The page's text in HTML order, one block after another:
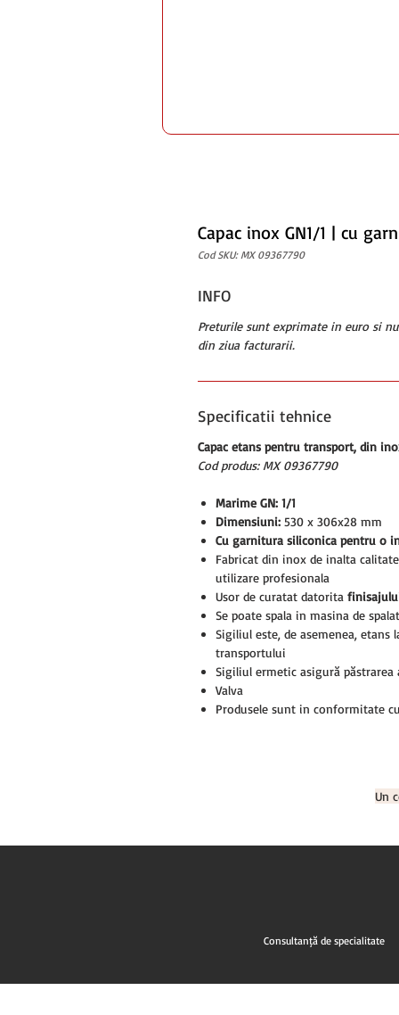
Capac inox GN1/1 | cu
Cod SKU: MX 09367790
INFO
Preturile sunt exprimate in euro si nu
din ziua facturarii.
Specificatii tehnice
Capac etans pentru transport, din
Cod produs: MX 09367790
Marime GN: 1/1
Dimensiuni: 530 x 306x28 mm
Cu garnitura siliconica pentru o
Fabricat din inox de inalta
utilizare profesionala
Usor de curatat datorita
Se poate spala in masina de
Sigiliul este, de asemenea,
transportului
Sigiliul ermetic asigură
Valva
Produsele sunt in conformitate
Un
Consultanță de specialitate